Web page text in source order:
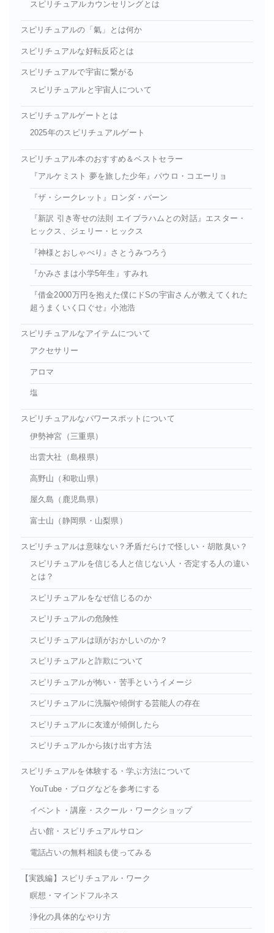
スピリチュアルカウンセリングとは
スピリチュアルの「氣」とは何か
スピリチュアルな好転反応とは
スピリチュアルで宇宙に繋がる
スピリチュアルと宇宙人について
スピリチュアルゲートとは
2025年のスピリチュアルゲート
スピリチュアル本のおすすめ＆ベストセラー
『アルケミスト 夢を旅した少年』パウロ・コエーリョ
『ザ・シークレット』ロンダ・バーン
『新訳 引き寄せの法則 エイブラハムとの対話』エスター・
ヒックス、ジェリー・ヒックス
『神様とおしゃべり』さとうみつろう
『かみさまは小学5年生』すみれ
『借金2000万円を抱えた僕にドSの宇宙さんが教えてくれた
超うまくいく口ぐせ』小池浩
スピリチュアルなアイテムについて
アクセサリー
アロマ
塩
スピリチュアルなパワースポットについて
伊勢神宮（三重県）
出雲大社（島根県）
高野山（和歌山県）
屋久島（鹿児島県）
富士山（静岡県・山梨県）
スピリチュアルは意味ない？矛盾だらけで怪しい・胡散臭い？
スピリチュアルを信じる人と信じない人・否定する人の違い
とは？
スピリチュアルをなぜ信じるのか
スピリチュアルの危険性
スピリチュアルは頭がおかしいのか？
スピリチュアルと詐欺について
スピリチュアルが怖い・苦手というイメージ
スピリチュアルに洗脳や傾倒する芸能人の存在
スピリチュアルに友達が傾倒したら
スピリチュアルから抜け出す方法
スピリチュアルを体験する・学ぶ方法について
YouTube・ブログなどを参考にする
イベント・講座・スクール・ワークショップ
占い館・スピリチュアルサロン
電話占いの無料相談も使ってみる
【実践編】スピリチュアル・ワーク
瞑想・マインドフルネス
浄化の具体的なやり方